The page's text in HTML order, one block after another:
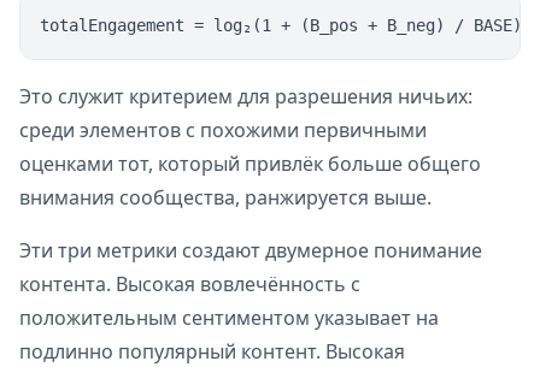
Это служит критерием для разрешения ничьих:
среди элементов с похожими первичными
оценками тот, который привлёк больше общего
внимания сообщества, ранжируется выше.
Эти три метрики создают двумерное понимание
контента. Высокая вовлечённость с
положительным сентиментом указывает на
подлинно популярный контент. Высокая